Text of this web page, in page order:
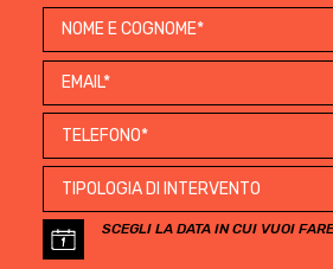
SCEGLI LA DATA IN CUI VUOI